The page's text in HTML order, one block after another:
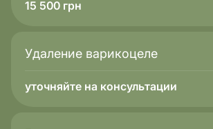
15 500 грн
Удаление варикоцеле
уточняйте на консультации